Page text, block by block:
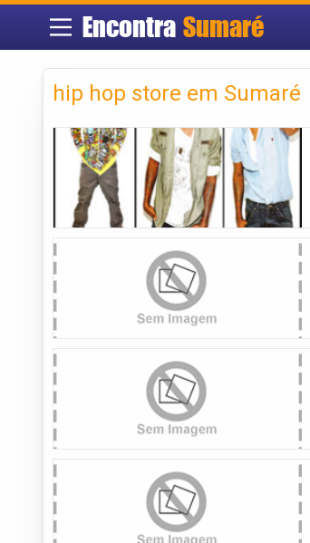
Encontra Sumaré
hip hop store em Sumaré